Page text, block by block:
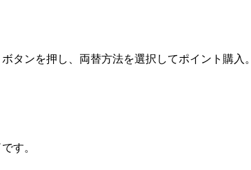
タンを押し、両替方法を選択してポイント購入。
す。